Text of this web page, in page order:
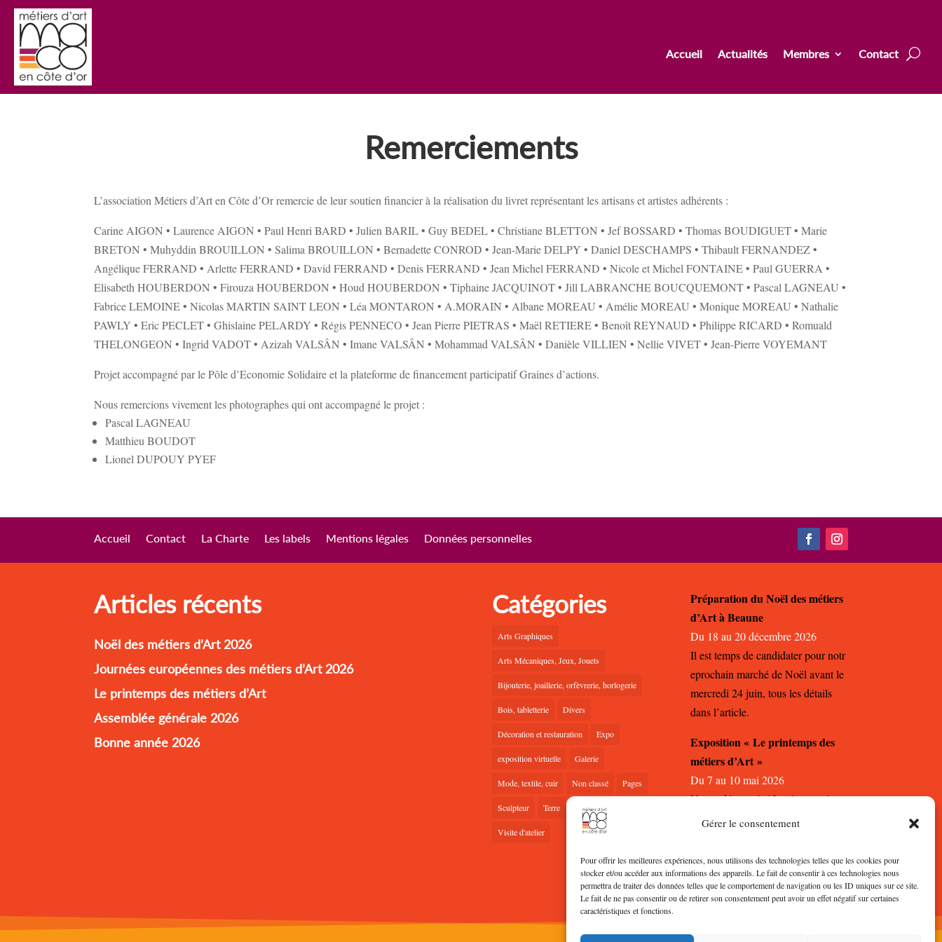
Gérer le consentement
Pour offrir les meilleures expériences, nous utilisons des technologies telles que les cookies pour
stocker et/ou accéder aux informations des appareils. Le fait de consentir à ces technologies nous
permettra de traiter des données telles que le comportement de navigation ou les ID uniques sur ce site.
Le fait de ne pas consentir ou de retirer son consentement peut avoir un effet négatif sur certaines
caractéristiques et fonctions.
Accueil Actualités Membres Contact
Remerciements
L’association Métiers d’Art en Côte d’Or remercie de leur soutien financier à la réalisation du livret représentant les artisans et artistes adhérents :
Carine AIGON • Laurence AIGON • Paul Henri BARD • Julien BARIL • Guy BEDEL • Christiane BLETTON • Jef BOSSARD • Thomas BOUDIGUET • Marie
BRETON • Muhyddin BROUILLON • Salima BROUILLON • Bernadette CONROD • Jean-Marie DELPY • Daniel DESCHAMPS • Thibault FERNANDEZ •
Angélique FERRAND • Arlette FERRAND • David FERRAND • Denis FERRAND • Jean Michel FERRAND • Nicole et Michel FONTAINE • Paul GUERRA •
Elisabeth HOUBERDON • Firouza HOUBERDON • Houd HOUBERDON • Tiphaine JACQUINOT • Jill LABRANCHE BOUCQUEMONT • Pascal LAGNEAU •
Fabrice LEMOINE • Nicolas MARTIN SAINT LEON • Léa MONTARON • A.MORAIN • Albane MOREAU • Amélie MOREAU • Monique MOREAU • Nathalie
PAWLY • Eric PECLET • Ghislaine PELARDY • Régis PENNECO • Jean Pierre PIETRAS • Maël RETIERE • Benoît REYNAUD • Philippe RICARD • Romuald
THELONGEON • Ingrid VADOT • Azizah VALSÂN • Imane VALSÂN • Mohammad VALSÂN • Danièle VILLIEN • Nellie VIVET • Jean-Pierre VOYEMANT
Projet accompagné par le Pôle d’Economie Solidaire et la plateforme de financement participatif Graines d’actions.
Nous remercions vivement les photographes qui ont accompagné le projet :
Pascal LAGNEAU
Matthieu BOUDOT
Lionel DUPOUY PYEF
Accueil Contact La Charte Les labels Mentions légales Données personnelles
Articles récents
Noël des métiers d’Art 2026
Journées européennes des métiers d’Art 2026
Le printemps des métiers d’Art
Assemblée générale 2026
Bonne année 2026
Catégories
Arts Graphiques
Arts Mécaniques, Jeux, Jouets
Bijouterie, joaillerie, orfèvrerie, horlogerie
Bois, tabletterie Divers
Décoration et restauration Expo
exposition virtuelle Galerie
Mode, textile, cuir Non classé Pages
Sculpteur Terre Verre
Visite d'atelier
Préparation du Noël des métiers
d’Art à Beaune
Du 18 au 20 décembre 2026
Il est temps de candidater pour notr
eprochain marché de Noël avant le
mercredi 24 juin, tous les détails
dans l’article.
Exposition « Le printemps des
métiers d’Art »
Du 7 au 10 mai 2026
Venez découvrir 12 artisans et leurs
créations à la Ferronnerie à Dijon
autour des métiers d’Art.